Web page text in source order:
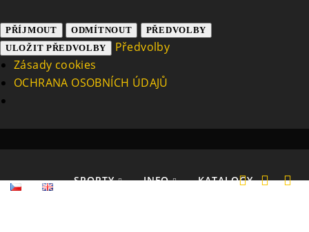
PŘÍJMOUT ODMÍTNOUT
PŘEDVOLBY
ULOŽIT PŘEDVOLBY
Předvolby
Zásady cookies
OCHRANA OSOBNÍCH ÚDAJŮ
SPORTY INFO KATALOGY